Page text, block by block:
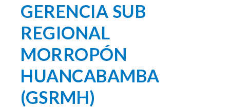
GERENCIA SUB
REGIONAL
MORROPÓN
HUANCABAMBA
(GSRMH)